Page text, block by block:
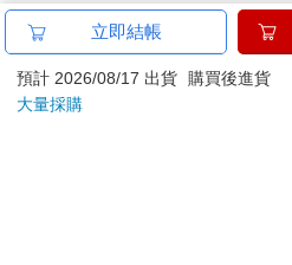
後，除商品本身有瑕疵外，將
易於腐敗、保存期限較短
鮮食品）
依消費者要求所為之客製化
立即結帳
預計 2026/08/17 出貨 購買後進貨
大量採購